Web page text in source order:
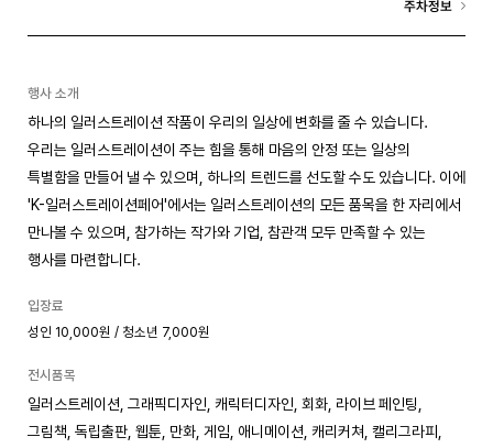
주차정보
행사 소개
하나의 일러스트레이션 작품이 우리의 일상에 변화를 줄 수 있습니다.
우리는 일러스트레이션이 주는 힘을 통해 마음의 안정 또는 일상의
특별함을 만들어 낼 수 있으며, 하나의 트렌드를 선도할 수도 있습니다. 이에
'K-일러스트레이션페어'에서는 일러스트레이션의 모든 품목을 한 자리에서
만나볼 수 있으며, 참가하는 작가와 기업, 참관객 모두 만족할 수 있는
행사를 마련합니다.
입장료
성인 10,000원 / 청소년 7,000원
전시품목
일러스트레이션, 그래픽디자인, 캐릭터디자인, 회화, 라이브 페인팅,
그림책, 독립출판, 웹툰, 만화, 게임, 애니메이션, 캐리커쳐, 캘리그라피,